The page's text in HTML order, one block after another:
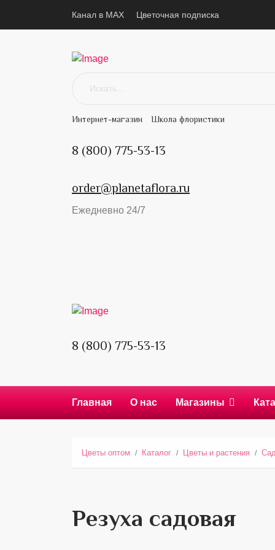
Канал в MAX Цветочная подписка
Интернет-магазин Школа флористики
8 (800) 775-53-13
order@planetaflora.ru
Ежедневно 24/7
8 (800) 775-53-13
Главная О нас Магазины
Цветы оптом Каталог Цветы и растения
Резуха садовая